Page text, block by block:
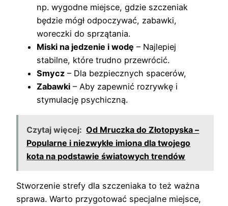
np. wygodne miejsce, gdzie szczeniak
będzie mógł odpoczywać, zabawki,
woreczki do sprzątania.
Miski na jedzenie i wodę – Najlepiej
stabilne, które trudno przewrócić.
Smycz – Dla bezpiecznych spacerów,
Zabawki – Aby zapewnić rozrywkę i
stymulację psychiczną.
Czytaj więcej: Od Mruczka do Złotopyska –
Popularne i niezwykłe imiona dla twojego
kota na podstawie światowych trendów
Stworzenie strefy dla szczeniaka to też ważna
sprawa. Warto przygotować specjalne miejsce,